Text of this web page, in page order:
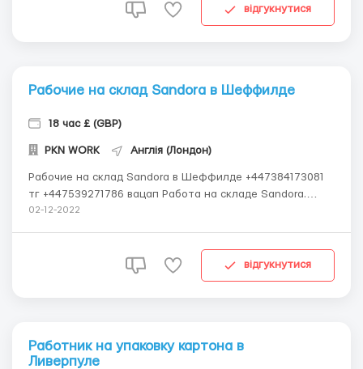
Требования: Возраст 18 - 55 лет ...
відгукнутися
Рабочие на склад Sandora в Шеффилде
18 час £ (GBP)
PKN WORK Англія (Лондон)
Рабочие на склад Sandora в Шеффилде +447384173081
тг +447539271786 вацап Работа на складе Sandora.
Требуются мужчины, женщины, пары, есть возможность
загрузка товаров. Также можно ездить на...
02-12-2022
відгукнутися
Работник на упаковку картона в
Ливерпуле